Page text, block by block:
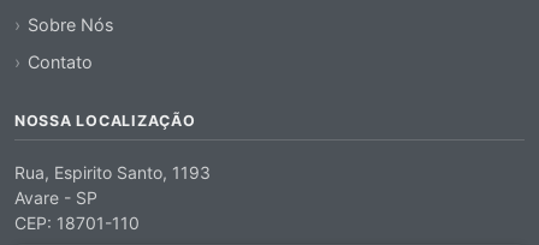
Sobre Nós
Contato
NOSSA LOCALIZAÇÃO
Rua, Espirito Santo, 1193
Avare - SP
CEP: 18701-110